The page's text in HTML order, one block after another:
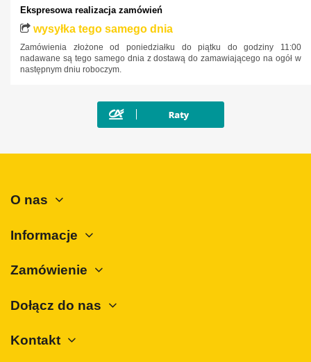
Ekspresowa realizacja zamówień
wysyłka tego samego dnia
Zamówienia złożone od poniedziałku do piątku do godziny 11:00
nadawane są tego samego dnia z dostawą do zamawiającego na ogół w
następnym dniu roboczym.
O nas
Informacje
Zamówienie
Dołącz do nas
Kontakt